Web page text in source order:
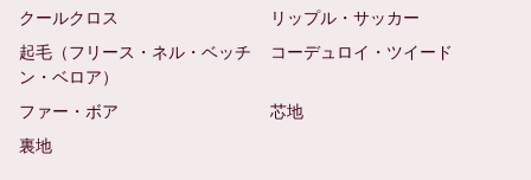
クールクロス
リップル・サッカー
起毛（フリース・ネル・ベッチ
ン・ベロア）
コーデュロイ・ツイード
ファー・ボア
芯地
裏地